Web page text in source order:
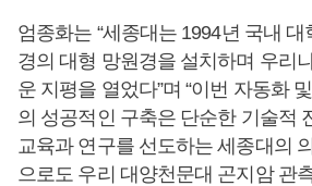
엄종화는 “세종대는 1994년 국내
경의 대형 망원경을 설치하며 우리
운 지평을 열었다”며 “이번 자동화
의 성공적인 구축은 단순한 기술적
교육과 연구를 선도하는 세종대의
으로도 우리 대양천문대 곤지암 관